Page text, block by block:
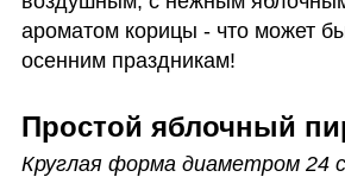
ароматом корицы - что может
осенним праздникам!
Простой яблочный
Круглая форма диаметром 24